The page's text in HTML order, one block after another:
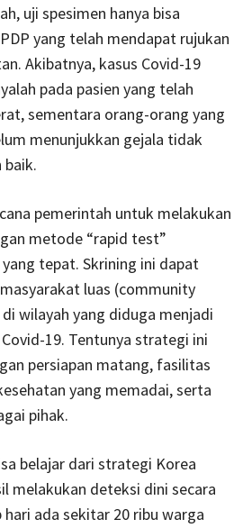
uji spesimen hanya bisa
yang telah mendapat rujukan
Akibatnya, kasus Covid-19
pada pasien yang telah
sementara orang-orang yang
menunjukkan gejala tidak
pemerintah untuk melakukan
metode “rapid test”
tepat. Skrining ini dapat
luas (community
wilayah yang diduga menjadi
19. Tentunya strategi ini
persiapan matang, fasilitas
yang memadai, serta
pihak.
belajar dari strategi Korea
melakukan deteksi dini secara
ada sekitar 20 ribu warga